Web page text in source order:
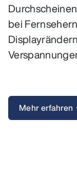
bei
Mehr erfahren